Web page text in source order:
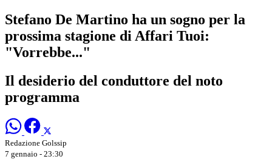
Stefano De Martino ha un sogno per la
prossima stagione di Affari Tuoi:
"Vorrebbe..."
Il desiderio del conduttore del noto
programma
Redazione Golssip
7 gennaio - 23:30